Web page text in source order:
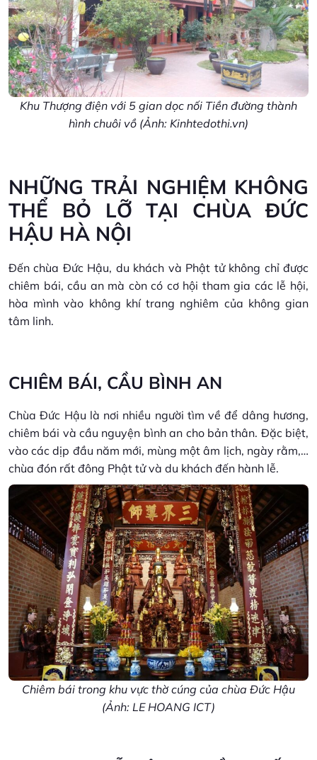
Khu Thượng điện với 5 gian dọc nối Tiền đường thành
hình chuôi vồ (Ảnh: Kinhtedothi.vn)
NHỮNG TRẢI NGHIỆM KHÔNG
THỂ BỎ LỠ TẠI CHÙA ĐỨC
HẬU HÀ NỘI
Đến chùa Đức Hậu, du khách và Phật tử không chỉ được
chiêm bái, cầu an mà còn có cơ hội tham gia các lễ hội,
hòa mình vào không khí trang nghiêm của không gian
tâm linh.
CHIÊM BÁI, CẦU BÌNH AN
Chùa Đức Hậu là nơi nhiều người tìm về để dâng hương,
chiêm bái và cầu nguyện bình an cho bản thân. Đặc biệt,
vào các dịp đầu năm mới, mùng một âm lịch, ngày rằm,…
chùa đón rất đông Phật tử và du khách đến hành lễ.
Chiêm bái trong khu vực thờ cúng của chùa Đức Hậu
(Ảnh: LE HOANG ICT)